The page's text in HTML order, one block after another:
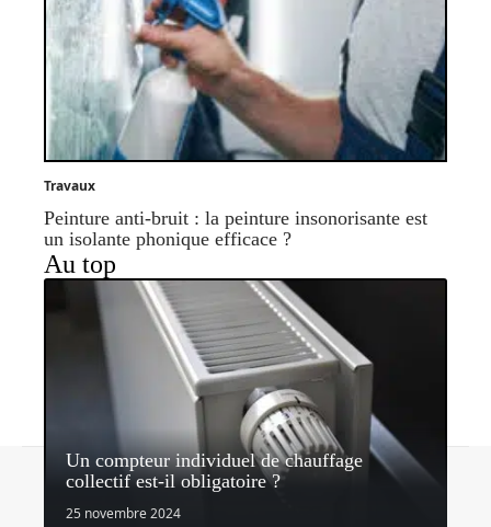
Travaux
Peinture anti-bruit : la peinture insonorisante est
un isolante phonique efficace ?
Au top
Un compteur individuel de chauffage
collectif est-il obligatoire ?
25 novembre 2024© 2026 | quipeutlefaire.fr
Contact Mentions légales Sitemap